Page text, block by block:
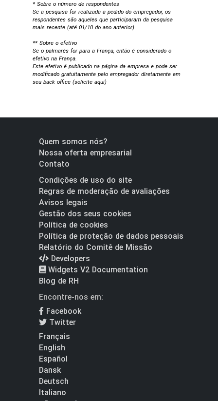
* Sobre o número de respondentes
Se a pesquisa for realizada a pedido do empregador, os
respondentes são aqueles que participaram da pesquisa
mais recente (até 01/10 do ano anterior)
** Sobre o efetivo
Se o palmarés for para a França, então é considerado o
efetivo na França.
Este efetivo é publicado na página da empresa e pode ser
modificado gratuitamente pelo empregador diretamente em
seu back office (solicite aqui)
Quem somos nós?
Nossa oferta empresarial
Contato
Condições de uso do site
Regras de moderação de avaliações
Avisos legais
Gestão dos seus cookies
Política de cookies
Política de proteção de dados pessoais
Relatório do Comitê de Missão
Developers
Widgets V2 Documentation
Blog de RH
Encontre-nos em:
Facebook
Twitter
Français
English
Español
Dansk
Deutsch
Italiano